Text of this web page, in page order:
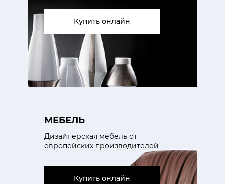
Купить онлайн
МЕБЕЛЬ
Дизайнерская мебель от
европейских производителей
Купить онлайн